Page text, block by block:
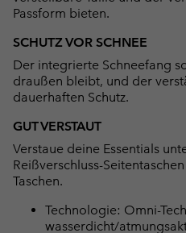
Passform bieten.
SCHUTZ VOR SCHNEE
Der integrierte Schneefang
draußen bleibt, und der
dauerhaften Schutz.
GUT VERSTAUT
Verstaue deine Essentials
Reißverschluss-
Taschen.
Technologie: Omni-
wasserdicht/